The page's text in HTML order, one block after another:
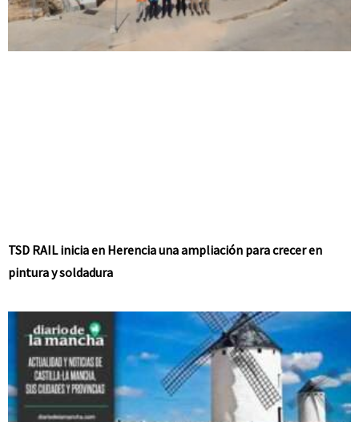
TSD RAIL inicia en Herencia una ampliación para crecer en
pintura y soldadura